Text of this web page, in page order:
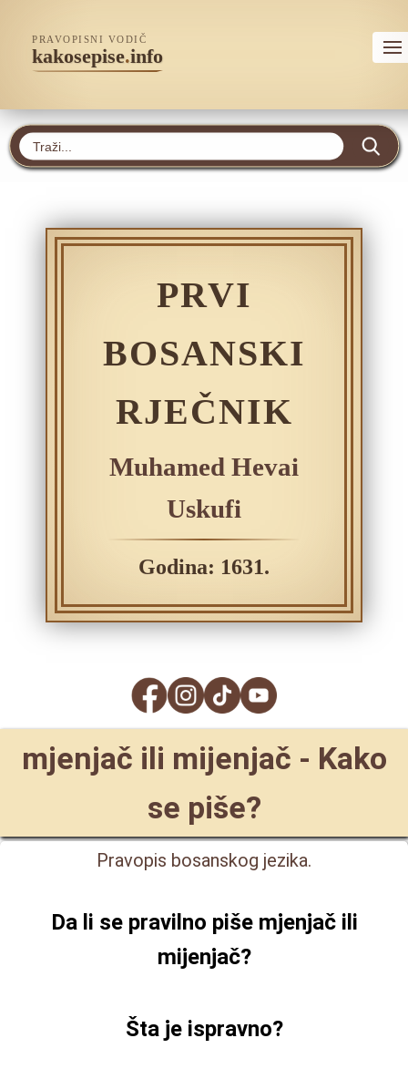
PRAVOPISNI VODIČ
kakosepise.info
PRVI
BOSANSKI
RJEČNIK
Muhamed Hevai
Uskufi
Godina: 1631.
mjenjač ili mijenjač - Kako
se piše?
Pravopis bosanskog jezika.
Da li se pravilno piše mjenjač ili
mijenjač?
Šta je ispravno?